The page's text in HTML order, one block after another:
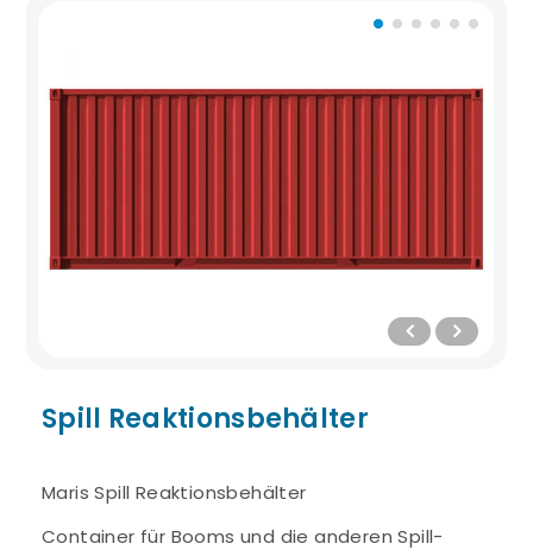
Spill Reaktionsbehälter
Maris Spill Reaktionsbehälter
Container für Booms und die anderen Spill-